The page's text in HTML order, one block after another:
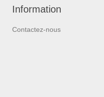
Information
Contactez-nous